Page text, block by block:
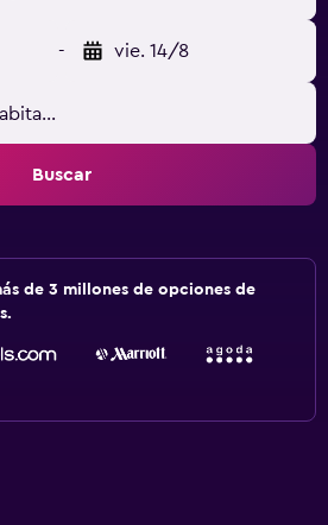
- vie. 14/8
Buscar
de 3 millones de opciones de